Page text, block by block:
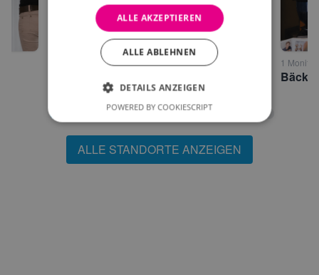
3 Monitore • Niederndorf 1
ALLE STANDORTE ANZEIGEN
ALLE AKZEPTIEREN
ALLE ABLEHNEN
DETAILS ANZEIGEN
POWERED BY COOKIESCRIPT